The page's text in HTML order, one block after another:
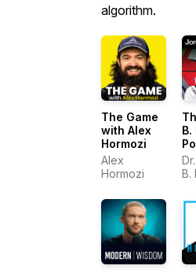
algorithm.
The Game
with Alex
Hormozi
Alex
Hormozi
B.